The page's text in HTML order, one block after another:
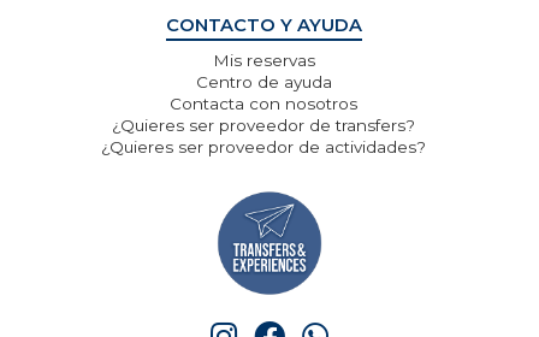
CONTACTO Y AYUDA
Mis reservas
Centro de ayuda
Contacta con nosotros
¿Quieres ser proveedor de transfers?
¿Quieres ser proveedor de actividades?